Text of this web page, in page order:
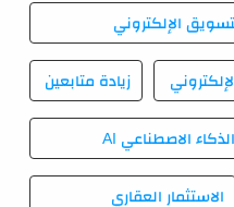
الإلكتروني
زيادة متابعين
الذكاء الاصطناعي AI
الاستثمار العقاري